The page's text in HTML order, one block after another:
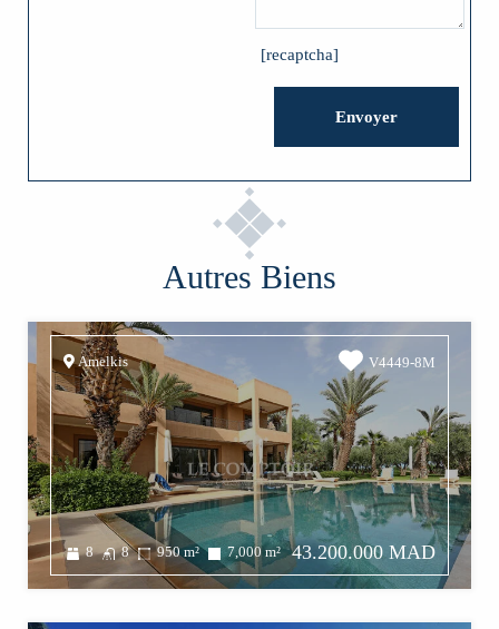
[recaptcha]
Autres Biens
Amelkis V4449-8M
8 8 950 m² 7,000 m² 43.200.000 MAD